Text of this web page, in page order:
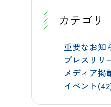
ご確認ください。 シナぷしゅ 番
サファリ体験が
て取り上げられ
の動物が暮ら
で、ホワイト
スマトラゾウ
る魅力をご紹
カテゴリ
重要なお知
プレスリリ
メディア掲
イベント